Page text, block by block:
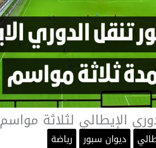
الإيطالي لثلاثة مواسم
ديوان سبور
رياضة